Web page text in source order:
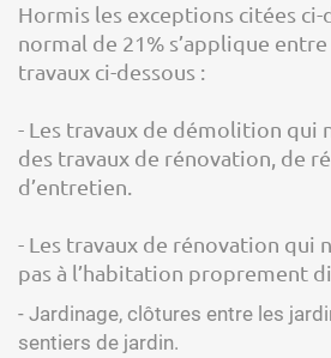
Hormis les exceptions citées ci-
normal de 21% s’applique
travaux ci-dessous :
- Les travaux de démolition qui
des travaux de rénovation, de
d’entretien.
- Les travaux de rénovation qui
pas à l’habitation proprement
- Jardinage, clôtures entre les
sentiers de jardin.